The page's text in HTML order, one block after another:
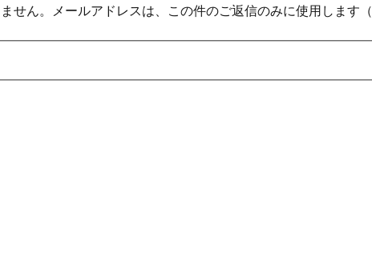
せん。メールアドレスは、この件のご返信のみに使用します（